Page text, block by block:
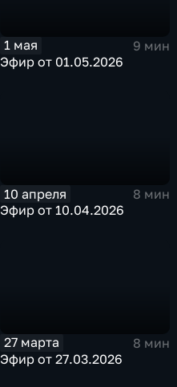
1 мая
9 мин
Эфир от 01.05.2026
10 апреля
8 мин
Эфир от 10.04.2026
27 марта
8 мин
Эфир от 27.03.2026